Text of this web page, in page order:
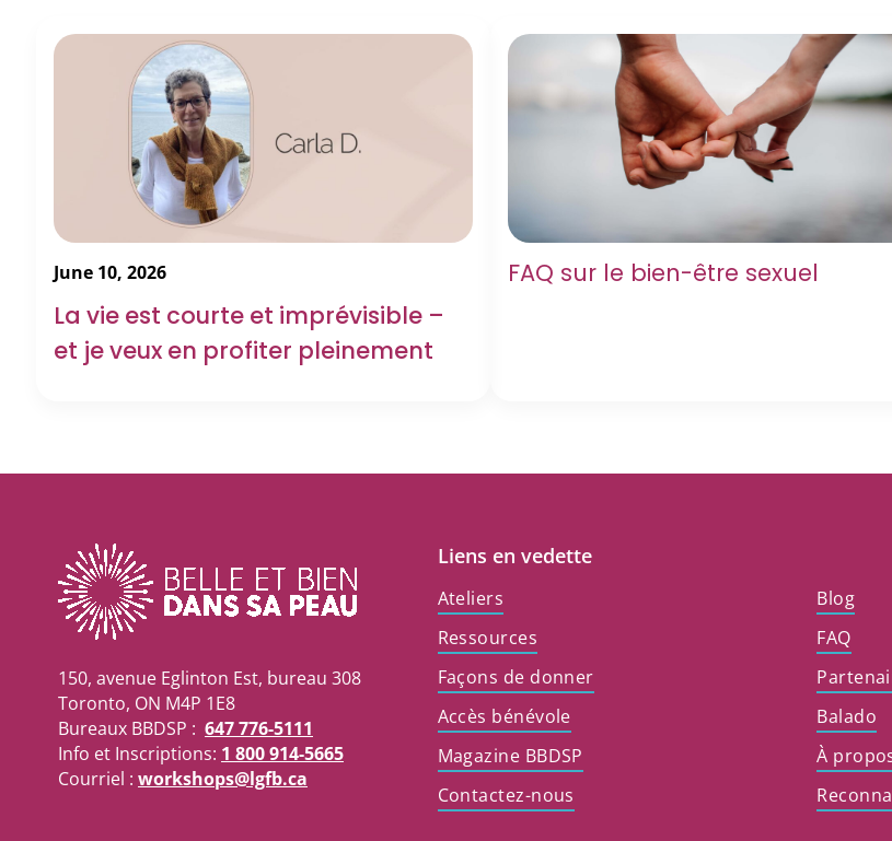
June 10, 2026
La vie est courte et imprévisible –
et je veux en profiter pleinement
FAQ sur le bien-être sexuel
150, avenue Eglinton Est, bureau 308
Toronto, ON M4P 1E8
Bureaux BBDSP : 647 776-5111
Info et Inscriptions: 1 800 914-5665
Courriel : workshops@lgfb.ca
Liens en vedette
Ateliers
Blog
Ressources
FAQ
Façons de donner
Accès bénévole
Balado
Magazine BBDSP
À
Contactez-nous